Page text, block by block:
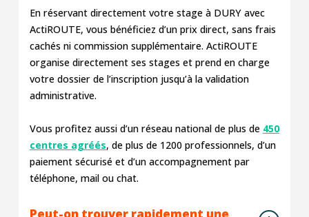
En réservant directement votre stage à DURY avec
ActiROUTE, vous bénéficiez d’un prix direct, sans frais
cachés ni commission supplémentaire. ActiROUTE
organise directement ses stages et prend en charge
votre dossier de l’inscription jusqu’à la validation
administrative.
Vous profitez aussi d’un réseau national de plus de 450
centres agréés, de plus de 1200 professionnels, d’un
paiement sécurisé et d’un accompagnement par
téléphone, mail ou chat.
Peut-on trouver rapidement une